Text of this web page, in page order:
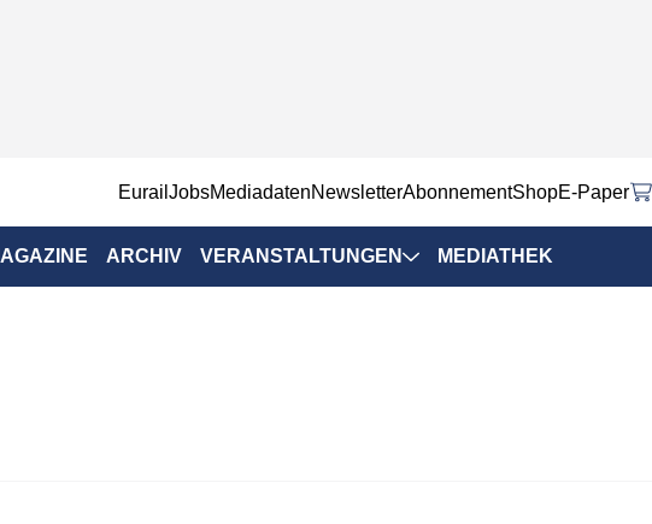
EurailJobsMediadatenNewsletterAbonnementShopE-Paper
ARCHIV VERANSTALTUNGEN MEDIATHEK